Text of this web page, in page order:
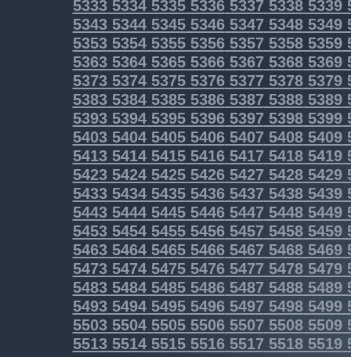
5333533453355336533753385339
5343534453455346534753485349
5353535453555356535753585359
5363536453655366536753685369
5373537453755376537753785379
5383538453855386538753885389
5393539453955396539753985399
5403540454055406540754085409
5413541454155416541754185419
5423542454255426542754285429
5433543454355436543754385439
5443544454455446544754485449
5453545454555456545754585459
5463546454655466546754685469
54735474547554765477 54785479
54835484548554865487 54885489
54935494549554965497 54985499
55035504550555065507 55085509
55135514551555165517 55185519